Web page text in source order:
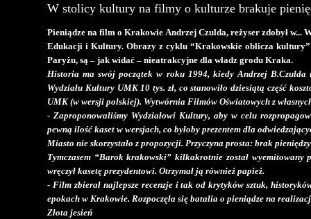
W stolicy kultury na filmy o kulturze brakuje
Pieniądze na film o Krakowie Andrzej Czulda, reżyser zdobył w...
Edukacji i Kultury. Obrazy z cyklu “Krakowskie oblicza
Paryżu, są – jak widać – nieatrakcyjne dla władz grodu Kraka.
Historia ma swój początek w roku 1994, kiedy Andrzej B.Czulda
Wydziału Kultury UMK 10 tys. zł, co stanowiło dziesiątą część
UMK (w wersji polskiej). Wytwórnia Filmów Oświatowych z
- Zaproponowaliśmy Wydziałowi Kultury, aby w celu
pewną ilość kaset w wersjach, co byłoby prezentem dla
Miasto nie skorzystało z propozycji. Przyczyna prosta: brak
Tymczasem “Barok krakowski” kilkakrotnie został wyemitowany
wręczył kasetę prezydentowi. Otrzymał ją również papież.
- Film zbierał najlepsze recenzje i tak od krytyków sztuk,
epokach w Krakowie. Rozpoczęła się batalia o pieniądze na
Złota jesień